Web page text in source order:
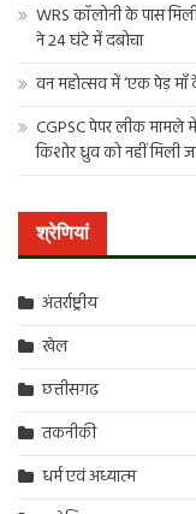
WRS कॉलोनी के पास
ने 24 घंटे में दबोचा
वन महोत्सव में ‘एक पेड़ माँ
CGPSC पेपर लीक मामले
किशोर ध्रुव को नहीं मिली
श्रेणियां
अंतर्राष्ट्रीय
खेल
छत्तीसगढ़
तकनीकी
धर्म एवं अध्यात्म